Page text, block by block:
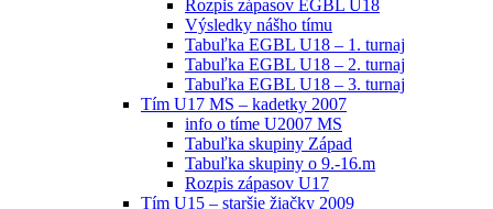
Rozpis zápasov EGBL U18
Výsledky nášho tímu
Tabuľka EGBL U18 – 1. turnaj
Tabuľka EGBL U18 – 2. turnaj
Tabuľka EGBL U18 – 3. turnaj
Tím U17 MS – kadetky 2007
info o tíme U2007 MS
Tabuľka skupiny Západ
Tabuľka skupiny o 9.-16.m
Rozpis zápasov U17
Tím U15 – staršie žiačky 2009